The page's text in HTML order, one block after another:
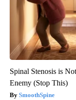
Spinal Stenosis is
Enemy (Stop This)
SmoothSpine